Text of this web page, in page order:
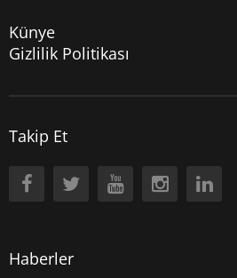
Künye
Gizlilik Politikası
Takip Et
Haberler